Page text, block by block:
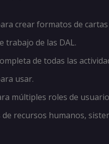
crear formatos de
trabajo de las DAL.
de todas las
usar.
múltiples roles de
recursos humanos,